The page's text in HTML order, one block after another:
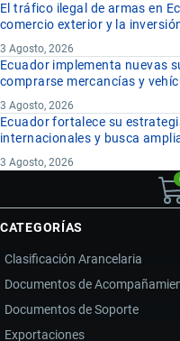
El tráfico ilegal de armas en
comercio exterior y la
3 Agosto, 2026
Ecuador implementa nuevas
comprarse mercancías y
3 Agosto, 2026
Ecuador fortalece su
internacionales y busca
3 Agosto, 2026
CATEGORÍAS
Clasificación Arancelaria
Documentos de
Documentos de Soporte
Exportaciones